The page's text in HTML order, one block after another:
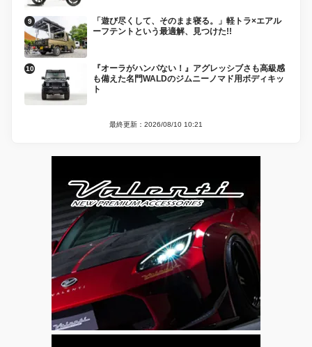
「遊び尽くして、そのまま寝る。」軽トラ×エアル
ーフテントという最適解、見つけた!!
『オーラがハンパない！』アグレッシブさも高級感
も備えた名門WALDのジムニーノマド用ボディキッ
ト
最終更新：2026/08/10 10:21